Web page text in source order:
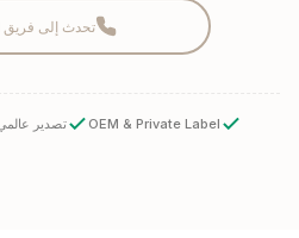
تحدث إلى فريق
OEM & Private Label تصدير